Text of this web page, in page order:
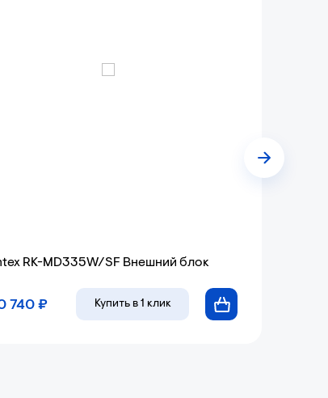
RK-MD335W/SF Внешний блок
740 ₽ Купить в 1 клик